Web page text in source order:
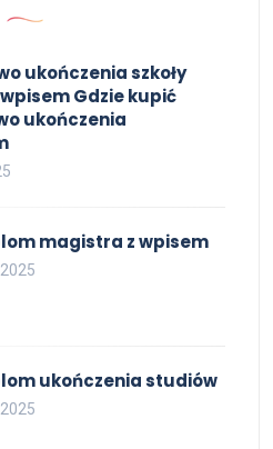
ukończenia szkoły
Gdzie kupić
ukończenia
magistra z wpisem
ukończenia studiów